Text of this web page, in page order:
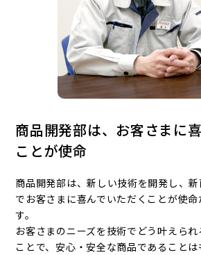
商品開発部は、お客さまに
ことが使命
商品開発部は、新しい技術を開発し、
でお客さまに喜んでいただくことが使命
す。
お客さまのニーズを技術でどう叶えら
ことで、安心・安全な商品であること